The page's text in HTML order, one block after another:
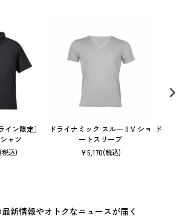
イン限定］
ャツ
(税込)
ドライナミック スルー II V ショ
ートスリーブ
¥5,170(税込)
ドライナ
最新情報やオトクなニュースが届く